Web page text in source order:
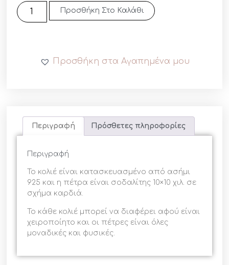
Προσθήκη Στο Καλάθι
Προσθήκη στα Αγαπημένα μου
Περιγραφή Πρόσθετες πληροφορίες
Περιγραφή
Το κολιέ είναι κατασκευασμένο από ασήμι
925 και η πέτρα είναι σοδαλίτης 10×10 χιλ. σε
σχήμα καρδιά.
Το κάθε κολιέ μπορεί να διαφέρει αφού είναι
χειροποίητο και οι πέτρες είναι όλες
μοναδικές και φυσικές.